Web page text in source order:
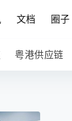
文档 圈子
粤港供应链